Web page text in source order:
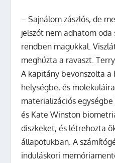
– Sajnálom zászlós, de
jelszót nem adhatom oda
rendben magukkal.
meghúzta a ravaszt. Terry
A kapitány bevonszolta
helységbe, és
materializációs
és Kate Winston
diszkeket, és létrehozta
állapotukban. A
induláskori